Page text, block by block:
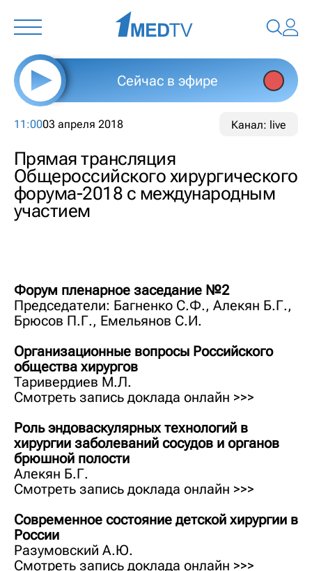
Сейчас в эфире
11:0003 апреля 2018 Канал: live
Прямая трансляция
Общероссийского хирургического
форума-2018 с международным
участием
Форум пленарное заседание №2
Председатели: Багненко С.Ф., Алекян Б.Г.,
Брюсов П.Г., Емельянов С.И.
Организационные вопросы Российского
общества хирургов
Таривердиев М.Л.
Смотреть запись доклада онлайн >>>
Роль эндоваскулярных технологий в
хирургии заболеваний сосудов и органов
брюшной полости
Алекян Б.Г.
Смотреть запись доклада онлайн >>>
Современное состояние детской хирургии в
России
Разумовский А.Ю.
Смотреть запись доклада онлайн >>>